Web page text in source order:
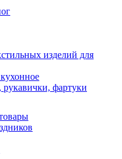
изделий для
фартуки